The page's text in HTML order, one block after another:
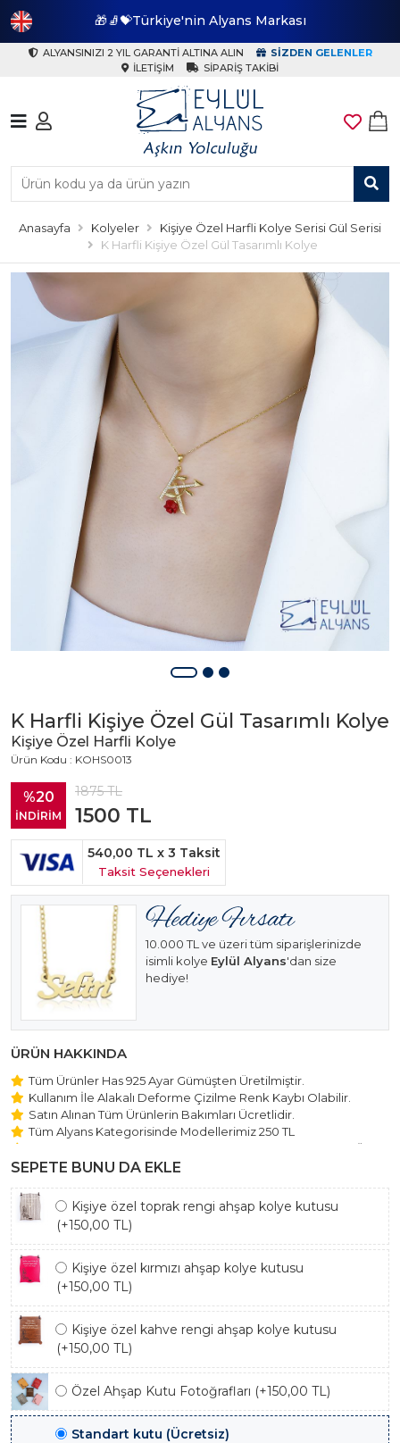
🎁🧦💝Türkiye'nin Alyans Markası
ALYANSINIZI 2 YIL GARANTI ALTINA ALIN
SIZDEN GELENLER
İLETIŞIM
SIPARIŞ TAKIBI
Anasayfa Kolyeler
Kişiye Özel Harfli Kolye Serisi Gül Serisi
K Harfli Kişiye Özel Gül Tasarımlı Kolye
K Harfli Kişiye Özel Gül Tasarımlı Kolye
Kişiye Özel Harfli Kolye
Ürün Kodu : KOHS0013
%20
İNDİRİM
1875TL
1500 TL
540,00 TL x 3 Taksit
Taksit Seçenekleri
10.000 TL ve üzeri tüm siparişlerinizde
isimli kolye Eylül Alyans'dan size
hediye!
ÜRÜN HAKKINDA
Tüm Ürünler Has 925 Ayar Gümüşten Üretilmiştir.
Kullanım İle Alakalı Deforme Çizilme Renk Kaybı Olabilir.
Satın Alınan Tüm Ürünlerin Bakımları Ücretlidir.
Tüm Alyans Kategorisinde Modellerimiz 250 TL
Beştaş Tektaş Kolye ve Bileklik Modellerimiz 150 TL Sabit Ücret
ile Hareket Edilmektedir.
SEPETE BUNU DA EKLE
Kişiye özel toprak rengi ahşap kolye kutusu
(+150,00 TL)
Kişiye özel kırmızı ahşap kolye kutusu
(+150,00 TL)
Kişiye özel kahve rengi ahşap kolye kutusu
(+150,00 TL)
Özel Ahşap Kutu Fotoğrafları (+150,00 TL)
Standart kutu (Ücretsiz)